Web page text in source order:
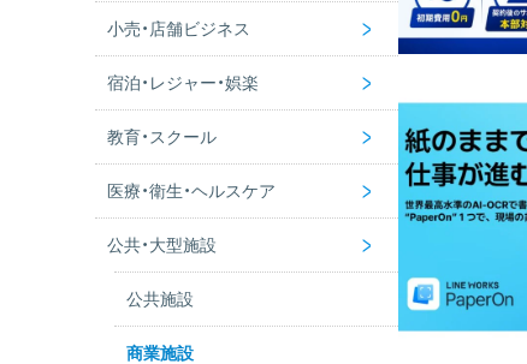
社会貢献・ESG
優良ビジネス認定
一般企業
建設業
不動産
小売・店舗ビジネス >
飲食店
美容サロン
ペットショップ
コンビニ・スーパー
宿泊・レジャー・娯楽 >
ホテル・旅館
アミューズメント施設
ゴルフ場
スポーツクラブ
教育・スクール >
学校
音楽教室
学習塾
医療・衛生・ヘルスケア >
病院
老後施設
カイロプラクティック
公共・大型施設 >
公共施設
商業施設